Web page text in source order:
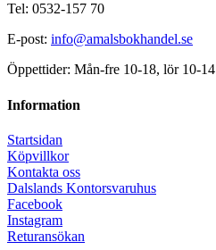
Tel: 0532-157 70
E-post: info@amalsbokhandel.se
Öppettider: Mån-fre 10-18, lör 10-14
Information
Startsidan
Köpvillkor
Kontakta oss
Dalslands Kontorsvaruhus
Facebook
Instagram
Returansökan